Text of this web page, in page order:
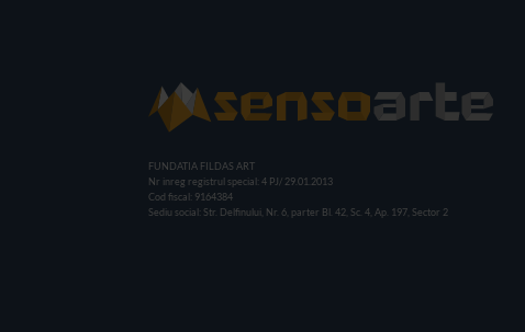
FUNDATIA FILDAS ART
Nr inreg registrul special: 4 PJ/ 29.01.2013
Cod fiscal: 9164384
Sediu social: Str. Delfinului, Nr. 6, parter Bl. 42, Sc. 4, Ap. 197, Sector 2